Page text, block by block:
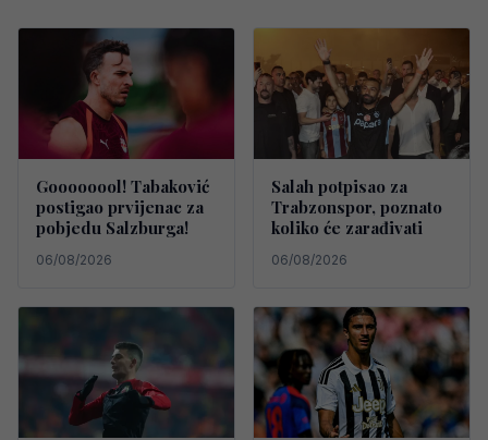
Goooooool! Tabaković
postigao prvijenac za
pobjedu Salzburga!
06/08/2026
Salah potpisao za
Trabzonspor, poznato
koliko će zarađivati
06/08/2026